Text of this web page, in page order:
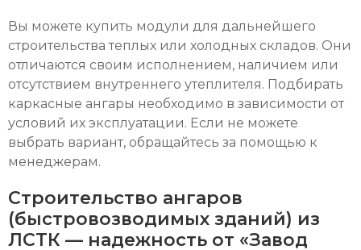
Вы можете купить модули для дальнейшего
строительства теплых или холодных складов. Они
отличаются своим исполнением, наличием или
отсутствием внутреннего утеплителя. Подбирать
каркасные ангары необходимо в зависимости от
условий их эксплуатации. Если не можете
выбрать вариант, обращайтесь за помощью к
менеджерам.
Строительство ангаров
(быстровозводимых зданий) из
ЛСТК — надежность от «Завод